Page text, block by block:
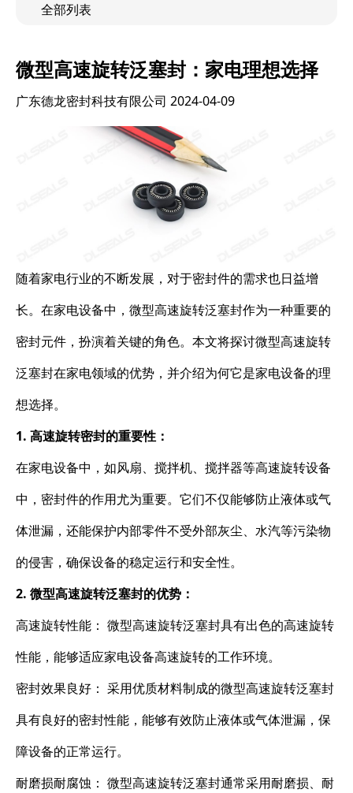
全部列表
微型高速旋转泛塞封：家电理想选择
广东德龙密封科技有限公司 2024-04-09
随着家电行业的不断发展，对于密封件的需求也日益增
长。在家电设备中，微型高速旋转泛塞封作为一种重要的
密封元件，扮演着关键的角色。本文将探讨微型高速旋转
泛塞封在家电领域的优势，并介绍为何它是家电设备的理
想选择。
1. 高速旋转密封的重要性：
在家电设备中，如风扇、搅拌机、搅拌器等高速旋转设备
中，密封件的作用尤为重要。它们不仅能够防止液体或气
体泄漏，还能保护内部零件不受外部灰尘、水汽等污染物
的侵害，确保设备的稳定运行和安全性。
2. 微型高速旋转泛塞封的优势：
高速旋转性能： 微型高速旋转泛塞封具有出色的高速旋转
性能，能够适应家电设备高速旋转的工作环境。
密封效果良好： 采用优质材料制成的微型高速旋转泛塞封
具有良好的密封性能，能够有效防止液体或气体泄漏，保
障设备的正常运行。
耐磨损耐腐蚀： 微型高速旋转泛塞封通常采用耐磨损、耐